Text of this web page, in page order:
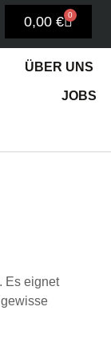
0,00 € 0
ÜBER UNS
JOBS
Es eignet